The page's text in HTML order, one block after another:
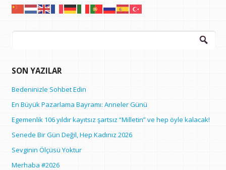
Arama:
SON YAZILAR
Bedeninizle Sohbet Edin
En Büyük Pazarlama Bayramı: Anneler Günü
Egemenlik 106 yıldır kayıtsız şartsız “Milletin” ve hep öyle kalacak!
Senede Bir Gün Değil, Hep Kadınız 2026
Sevginin Ölçüsü Yoktur
Merhaba #2026